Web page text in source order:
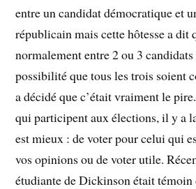
entre un candidat démocratique et
républicain mais cette hôtesse a dit
normalement entre 2 ou 3
possibilité que tous les trois soient
a décidé que c’était vraiment le
qui participent aux élections, il y a
est mieux : de voter pour celui qui
vos opinions ou de voter utile.
étudiante de Dickinson était témoin